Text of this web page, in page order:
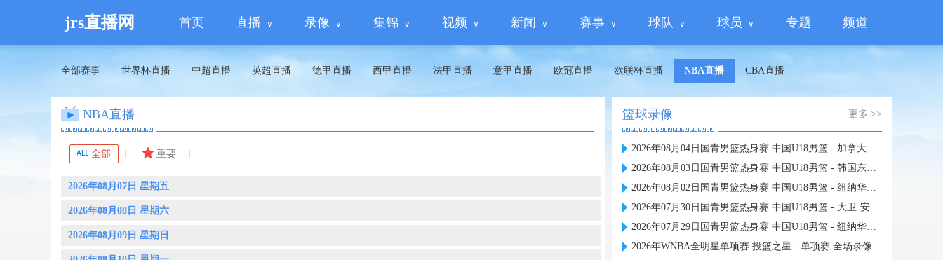
jrs直播网 首页 直播 录像 集锦 视频 新闻 赛事 球队 球员 专题 频道
全部赛事 世界杯直播 中超直播 英超直播 德甲直播 西甲直播 法甲直播 意甲直播 欧冠直播 欧联杯直播 NBA直播 CBA直播
NBA直播
全部 重要
2026年08月07日 星期五
2026年08月08日 星期六
2026年08月09日 星期日
篮球录像 更多 >>
2026年08月04日国青男篮热身赛 中国U18男篮 - 加拿大大卫·安篮球学院 全场录像
2026年08月03日国青男篮热身赛 中国U18男篮 - 韩国东国大学 全场录像
2026年08月02日国青男篮热身赛 中国U18男篮 - 纽纳华丁闪电队 全场录像
2026年07月30日国青男篮热身赛 中国U18男篮 - 大卫·安篮球学院 全场录像
2026年07月29日国青男篮热身赛 中国U18男篮 - 纽纳华丁闪电队 全场录像
2026年WNBA全明星单项赛 投篮之星 - 单项赛 全场录像